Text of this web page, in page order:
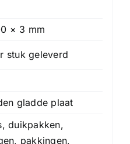
× 3 mm
stuk geleverd
gladde plaat
duikpakken,
pakkingen,